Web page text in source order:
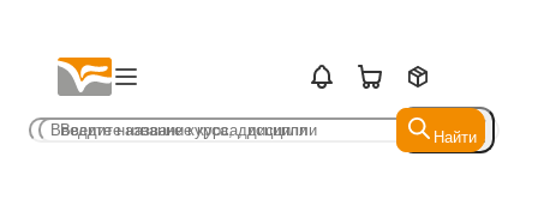
Найти
Найти